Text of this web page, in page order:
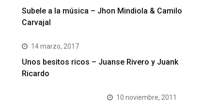
Subele a la música – Jhon Mindiola & Camilo
Carvajal
14 marzo, 2017
Unos besitos ricos – Juanse Rivero y Juank
Ricardo
10 noviembre, 2011